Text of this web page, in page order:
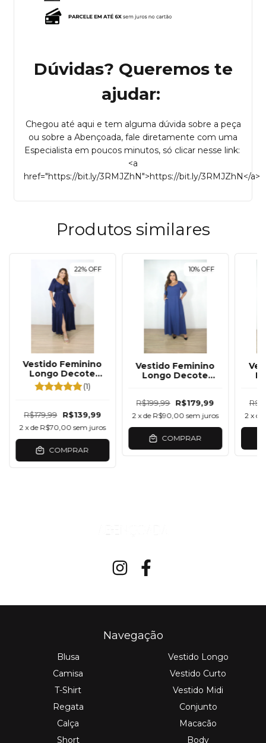
Dúvidas? Queremos te
ajudar:
Chegou até aqui e tem alguma dúvida sobre a peça
ou sobre a Abençoada, fale diretamente com uma
Especialista em poucos minutos, só clicar nesse link:
<a
href="https://bit.ly/3RMJZhN">https://bit.ly/3RMJZhN</a>
Produtos similares
22%OFF
Vestido Feminino
Longo Decote
Franzido Com Fenda
Frontal
(1)
R$179,99 R$139,99
2 x de R$70,00 sem juros
COMPRAR
10%OFF
Vestido Feminino
Longo Decote
R$199,99 R$179,99
2 x de R$90,00 sem juros
COMPRAR
2 x de
Navegação
Blusa
Camisa
T-Shirt
Regata
Calça
Short
Vestido Longo
Vestido Curto
Vestido Midi
Conjunto
Macacão
Body